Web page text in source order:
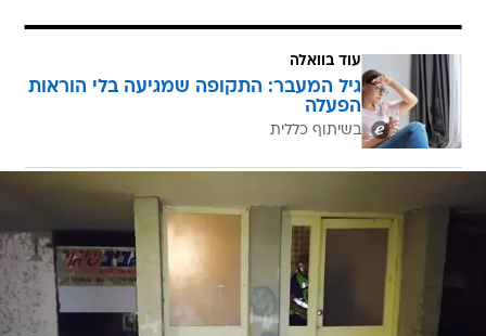
עוד בוואלה
גיל המעבר: התקופה שמגיעה בלי הוראות
הפעלה
בשיתוף כללית